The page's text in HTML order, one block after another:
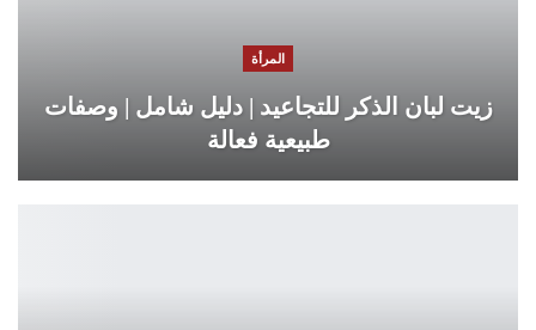
المرأة
زيت لبان الذكر للتجاعيد | دليل شامل | وصفات
طبيعية فعالة